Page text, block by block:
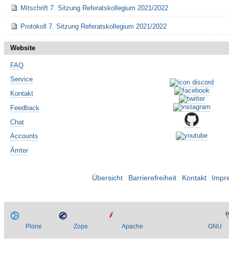
Mitschrift 7. Sitzung Referatskollegium 2021/2022
Protokoll 7. Sitzung Referatskollegium 2021/2022
Website
FAQ
Service
Kontakt
Feedback
Chat
Accounts
Ämter
Übersicht Barrierefreiheit Kontakt
Plone Zope Apache GNU